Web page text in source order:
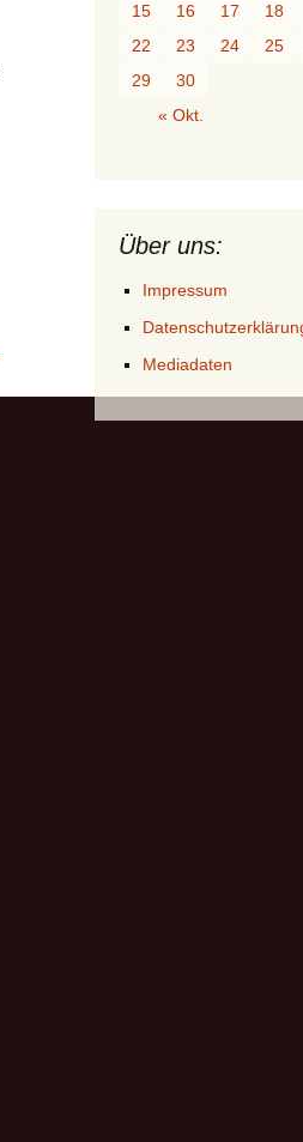
15
16 17 18
22
23 24 25
29
30
« Okt.
Über uns:
Impressum
Mediadaten